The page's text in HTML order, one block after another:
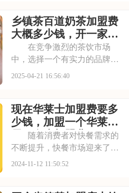
服务迅速崛起。接下来，我们
将为你介绍喜茶的加盟费用和
条件，助你判断是否
乡镇茶百道奶茶加盟费
大概多少钱，开一家茶
百道奶茶加盟店一共多
少钱
在竞争激烈的茶饮市场
中，选择一个有实力的品牌加
盟是成功的关键。茶百道，以
的盈利模式和可观的利润空
间。本文将为你揭秘乡镇茶百
道奶茶加盟费大概多少钱
2025-04-21 16:56:40
现在华莱士加盟费要多
少钱，加盟一个华莱士
需要多少加盟费
随着消费者对快餐需求的
不断提升，快餐市场迎来了新
的发展机遇。华莱士，作为快
2024-11-12 11:50:52